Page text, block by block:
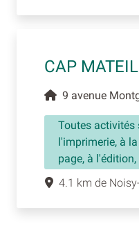
CAP
9 avenue
Toutes activités
l'imprimerie, à
page, à
4.1 km de